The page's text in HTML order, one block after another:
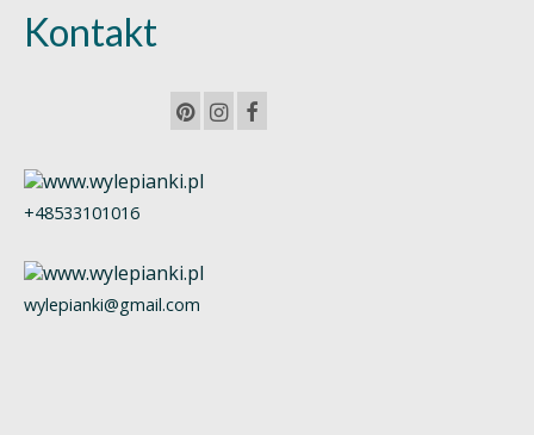
Kontakt
+48533101016
wylepianki@gmail.com